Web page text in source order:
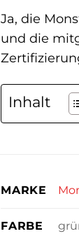
Ja, die
und die
Inhalt
MARKE
FARBE